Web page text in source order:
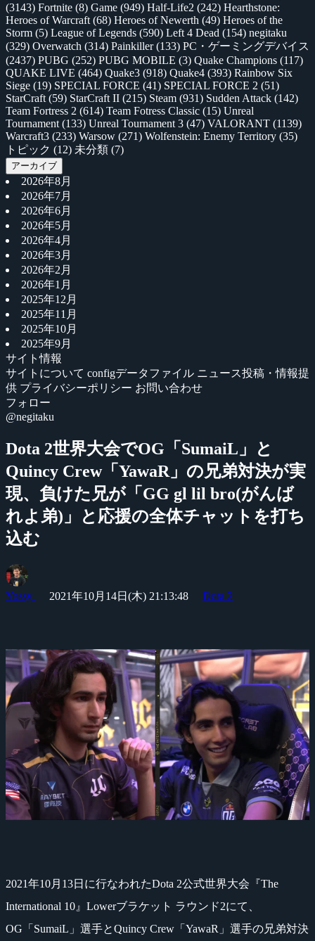
(3143) Fortnite (8) Game (949) Half-Life2 (242) Hearthstone:
Heroes of Warcraft (68) Heroes of Newerth (49) Heroes of the
Storm (5) League of Legends (590) Left 4 Dead (154) negitaku
(329) Overwatch (314) Painkiller(133) PC・ゲーミングデバイス
(2437) PUBG (252) PUBG MOBILE (3) Quake Champions (117)
QUAKE LIVE (464) Quake3 (918) Quake4 (393) Rainbow Six
Siege (19) SPECIAL FORCE (41) SPECIAL FORCE 2 (51)
StarCraft (59) StarCraft II (215) Steam (931) Sudden Attack (142)
Team Fortress 2 (614) Team Fotress Classic (15) Unreal
Tournament (133) Unreal Tournament 3 (47) VALORANT (1139)
Warcraft3 (233) Warsow (271) Wolfenstein: Enemy Territory (35)
トピック (12) 未分類 (7)
アーカイブ
2026年8月
2026年7月
2026年6月
2026年5月
2026年4月
2026年3月
2026年2月
2026年1月
2025年12月
2025年11月
2025年10月
2025年9月
サイト情報
サイトについて configデータファイル ニュース投稿・情報提
供 プライバシーポリシー お問い合わせ
フォロー
@negitaku
Dota 2世界大会でOG「SumaiL」と
Quincy Crew「YawaR」の兄弟対決が実
現、負けた兄が「GG gl lil bro(がんば
れよ弟)」と応援の全体チャットを打ち
込む
Yossy 2021年10月14日(木) 21:13:48 Dota 2
2021年10月13日に行なわれたDota 2公式世界大会『The
International 10』Lowerブラケット ラウンド2にて、
OG「SumaiL」選手とQuincy Crew「YawaR」選手の兄弟対決